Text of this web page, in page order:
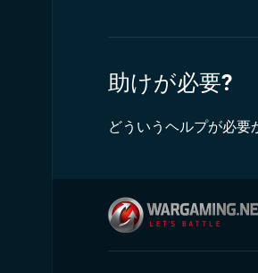
助けが必要?
どういうヘルプが必要